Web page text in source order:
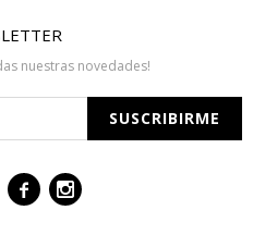
nuestras novedades!
SUSCRIBIRME
 